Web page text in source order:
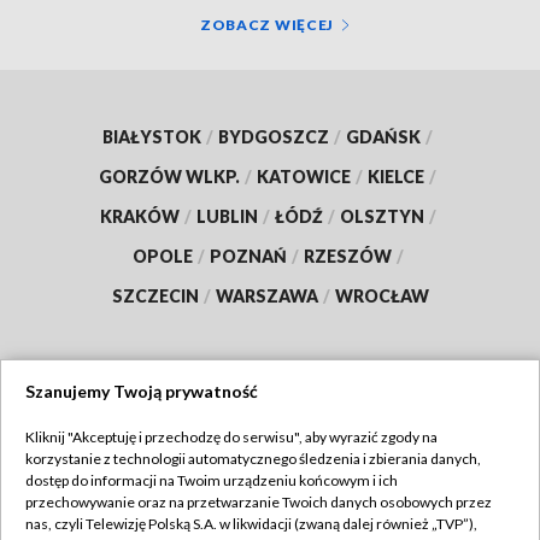
ZOBACZ WIĘCEJ
BIAŁYSTOK / BYDGOSZCZ / GDAŃSK /
GORZÓW WLKP. / KATOWICE / KIELCE /
KRAKÓW / LUBLIN / ŁÓDŹ / OLSZTYN /
OPOLE / POZNAŃ / RZESZÓW /
SZCZECIN / WARSZAWA / WROCŁAW
TVP
Abonament TVP
Regulamin TVP
Szanujemy Twoją prywatność
Kliknij "Akceptuję i przechodzę do serwisu", aby wyrazić zgody na
korzystanie z technologii automatycznego śledzenia i zbierania danych,
dostęp do informacji na Twoim urządzeniu końcowym i ich
przechowywanie oraz na przetwarzanie Twoich danych osobowych przez
nas, czyli Telewizję Polską S.A. w likwidacji (zwaną dalej również „TVP”),